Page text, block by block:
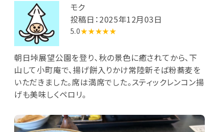
モク
投稿日：2025年12月03日
5.0★★★★★
朝日垰展望公園を登り、秋の景色に癒されてから、下
山して小町庵で、揚げ餅入りかけ常陸新そば粉蕎麦を
いただきました。席は満席でした。スティックレンコン揚
げも美味しくペロリ。